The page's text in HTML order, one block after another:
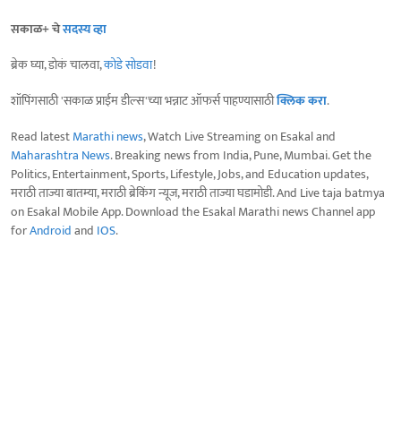
सकाळ+ चेसदस्य व्हा
ब्रेक घ्या, डोकं चालवा,कोडे सोडवा!
शॉपिंगसाठी 'सकाळ प्राईम डील्स'च्या भन्नाट ऑफर्स पाहण्यासाठीक्लिक करा.
Read latestMarathi news, Watch Live Streaming on Esakal and
Maharashtra News. Breaking news from India, Pune, Mumbai. Get the
Politics, Entertainment, Sports, Lifestyle, Jobs, and Education updates,
मराठी ताज्या बातम्या, मराठी ब्रेकिंग न्यूज, मराठी ताज्या घडामोडी. And Live taja batmya
on Esakal Mobile App. Download the Esakal Marathi news Channel app
forAndroidand IOS.